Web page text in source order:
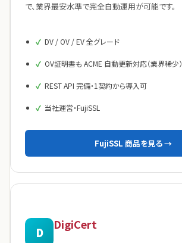
で、業界最安水準で完全自動運用が可能です。
DV / OV / EV 全グレード
OV証明書も ACME 自動更新対応（業界稀少）
REST API 完備・1契約から導入可
当社運営・FujiSSL
FujiSSL 商品を見る →
D
DigiCert